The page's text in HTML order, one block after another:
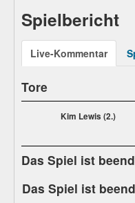
Spielbericht
Live-Kommentar
Tore
Kim Lewis (2.)
Das Spiel ist
Das Spiel ist